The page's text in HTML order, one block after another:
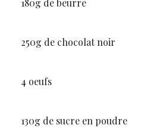
180g de beurre
250g de chocolat noir
4 oeufs
130g de sucre en poudre